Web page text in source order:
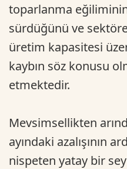
toparlanma
sürdüğünü ve
üretim kapasitesi
kaybın söz konusu
etmektedir.
Mevsimsellikten
ayındaki azalışının
nispeten yatay bir